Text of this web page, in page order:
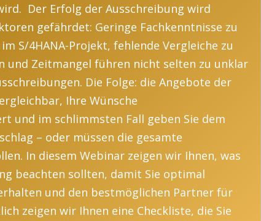
Der Erfolg der Ausschreibung wird
gefährdet: Geringe Fachkenntnisse zu
im S/4HANA-Projekt, fehlende Vergleiche zu
und Zeitmangel führen nicht selten zu unklar
Die Folge: die Angebote der
, Ihre Wünsche
und im schlimmsten Fall geben Sie dem
– oder müssen die gesamte
In diesem Webinar zeigen wir Ihnen, was
beachten sollten, damit Sie optimal
und den bestmöglichen Partner für
zeigen wir Ihnen eine Checkliste, die Sie